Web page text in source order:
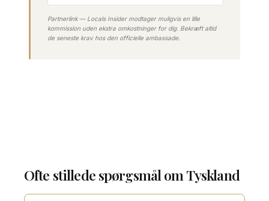
Partnerlink — Locals Insider modtager muligvis en lille
kommission uden ekstra omkostninger for dig. Bekræft altid
de seneste krav hos den officielle ambassade.
Ofte stillede spørgsmål om Tyskland